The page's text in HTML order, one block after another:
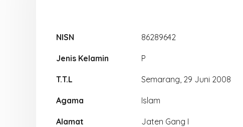
NISN 86289642
Jenis Kelamin P
T.T.L Semarang, 29 Juni 2008
Agama Islam
Alamat Jaten Gang I